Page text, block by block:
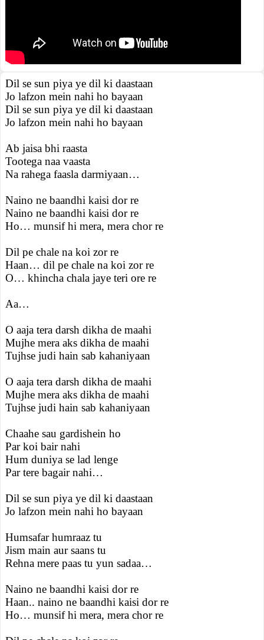
Dil se sun piya ye dil ki daastaan
Jo lafzon mein nahi ho bayaan
Dil se sun piya ye dil ki daastaan
Jo lafzon mein nahi ho bayaan
Ab jaisa bhi raasta
Tootega naa vaasta
Na rahega faasla darmiyaan…
Naino ne baandhi kaisi dor re
Naino ne baandhi kaisi dor re
Ho… munsif hi mera, mera chor re
Dil pe chale na koi zor re
Haan… dil pe chale na koi zor re
O… khincha chala jaye teri ore re
Aa…
O aaja tera darsh dikha de maahi
Mujhe mera aks dikha de maahi
Tujhse judi hain sab kahaniyaan
O aaja tera darsh dikha de maahi
Mujhe mera aks dikha de maahi
Tujhse judi hain sab kahaniyaan
Chaahe sau gardishein ho
Par koi bair nahi
Hum duniya se lad lenge
Par tere bagair nahi…
Dil se sun piya ye dil ki daastaan
Jo lafzon mein nahi ho bayaan
Humsafar humraaz tu
Jism main aur saans tu
Rehna mere paas tu yun sadaa…
Naino ne baandhi kaisi dor re
Haan.. naino ne baandhi kaisi dor re
Ho… munsif hi mera, mera chor re